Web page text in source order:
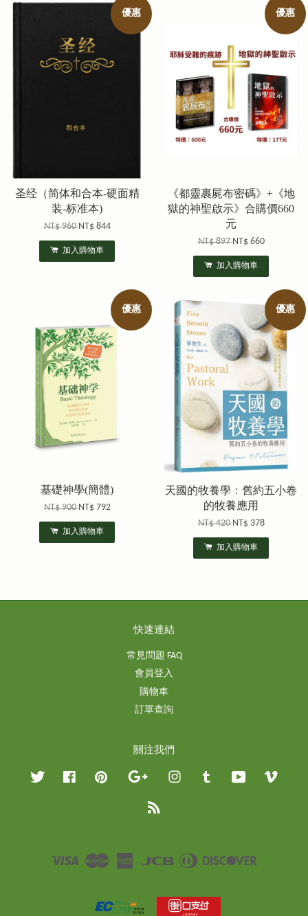
優惠
圣经（简体和合本-硬面精
装-标准本)
NT$ 960NT$ 844
加入購物車
優惠
《都靈裹屍布密碼》+《地
獄的神聖啟示》合購價660
元
NT$ 897NT$ 660
加入購物車
優惠
基礎神學(簡體)
NT$ 900NT$ 792
加入購物車
優惠
天國的牧養學：舊約五小卷
的牧養應用
NT$ 420NT$ 378
加入購物車
快速連結
常見問題 FAQ
會員登入
購物車
訂單查詢
關注我們
Twitter Facebook Pinterest Google InstagramTumblr YouTube
Visa Master
American
JCB
Diners